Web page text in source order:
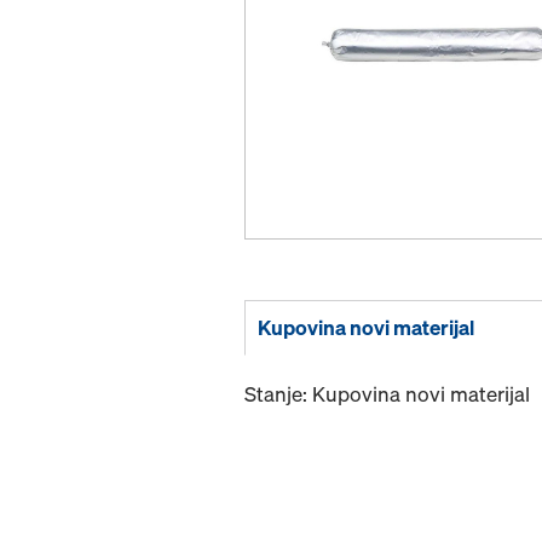
Kupovina novi materijal
Stanje: Kupovina novi materijal